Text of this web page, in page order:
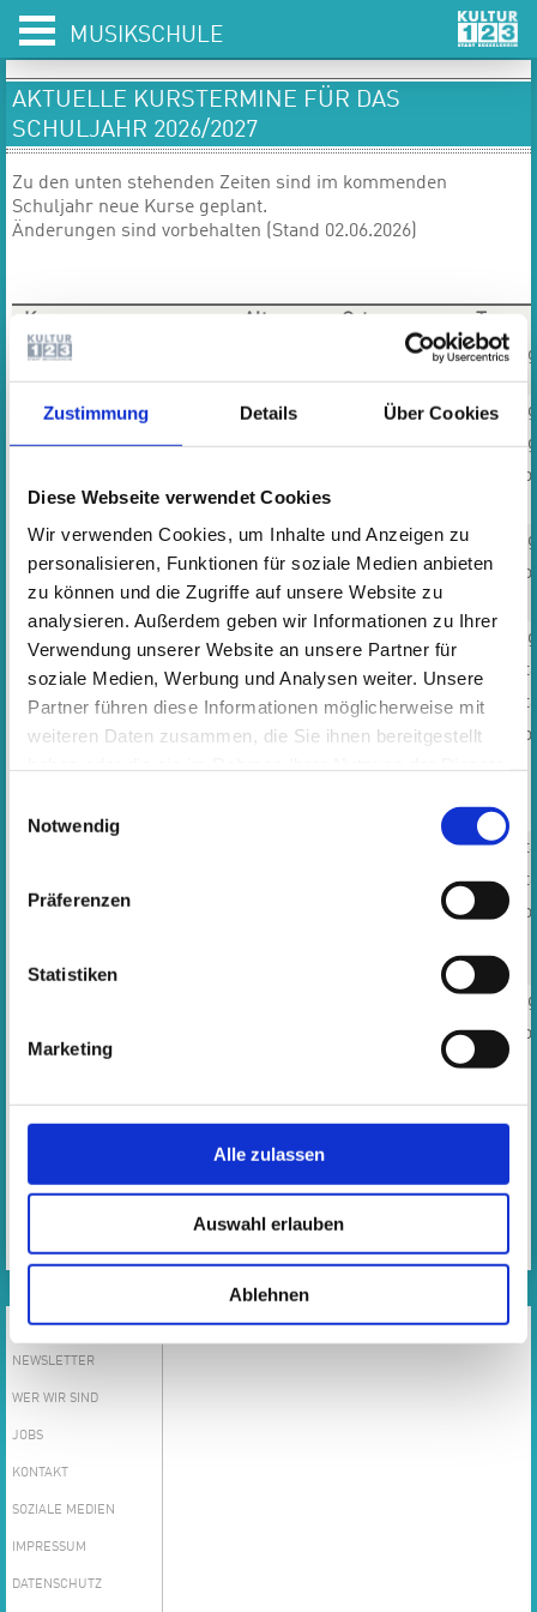
Zustimmung Details Über Cookies
Diese Webseite verwendet Cookies
Wir verwenden Cookies, um Inhalte und Anzeigen zu
personalisieren, Funktionen für soziale Medien anbieten
zu können und die Zugriffe auf unsere Website zu
analysieren. Außerdem geben wir Informationen zu Ihrer
Verwendung unserer Website an unsere Partner für
soziale Medien, Werbung und Analysen weiter. Unsere
Partner führen diese Informationen möglicherweise mit
weiteren Daten zusammen, die Sie ihnen bereitgestellt
Datenschutzhinweise
Notwendig
Präferenzen
Statistiken
Marketing
Alle zulassen
Auswahl erlauben
Ablehnen
MUSIKSCHULE
AKTUELLE KURSTERMINE FÜR DAS
SCHULJAHR 2026/2027
Zu den unten stehenden Zeiten sind im kommenden
Schuljahr neue Kurse geplant.
Änderungen sind vorbehalten (Stand 02.06.2026)
Kurs Alter Ort
Tag
Musik-Wichtel
Musikschule Montag
Musik-Zwerge I
Ab 18
Musikschule
Dicker
Montag
Montag
Musik-Zwerge II
Ab 3
Jahren
Dicker
Busch
Musikschule
Montag
Musikalische
Früherziehung I
Jahre
(Stichtag
30.06.)
Busch
Otto-Hahn-
Königstädten
Montag
Musikschule
Königstädten
Musikschule
Montag
Hier finden Sie das Formular zur Wiederanmeldung, sofern
Sie bereits einen Kurs besucht haben:
WIEDERANMELDUNG EMP
MUSIKALISCHE BILDUNG VON ANFANG AN
FLYER EMP
ZUR ONLINE-ANMELDUNG
SERVICE
NEWSLETTER
WER WIR SIND
JOBS
KONTAKT
SOZIALE MEDIEN
IMPRESSUM
DATENSCHUTZ